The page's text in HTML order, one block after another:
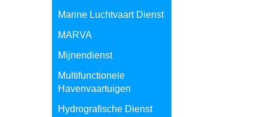
Marine Luchtvaart Dienst
MARVA
Mijnendienst
Multifunctionele
Havenvaartuigen
Hydrografische Dienst